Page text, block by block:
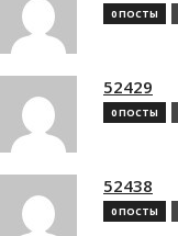
0 ПОСТЫ
52429
0 ПОСТЫ
52438
0 ПОСТЫ